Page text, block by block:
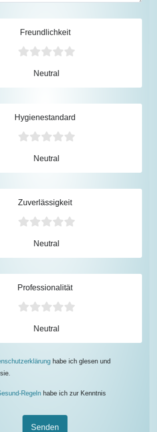
Freundlichkeit
Neutral
Hygienestandard
Neutral
Zuverlässigkeit
Neutral
Professionalität
Neutral
habe ich glesen und
Regeln habe ich zur Kenntnis
Senden